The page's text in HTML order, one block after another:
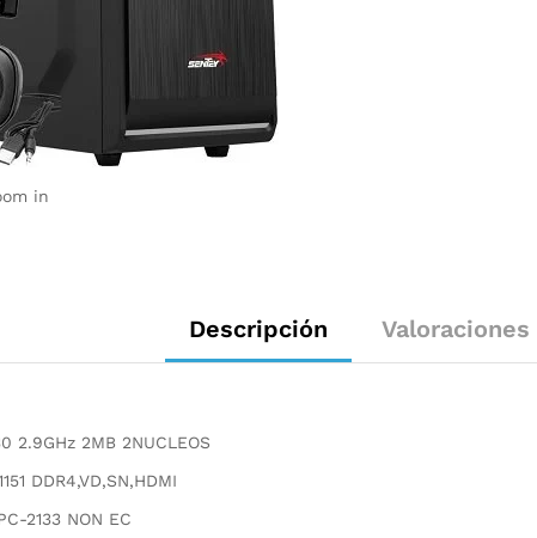
in
Descripción Valoraciones
2.9GHz 2MB 2NUCLEOS
DDR4,VD,SN,HDMI
2133 NON EC